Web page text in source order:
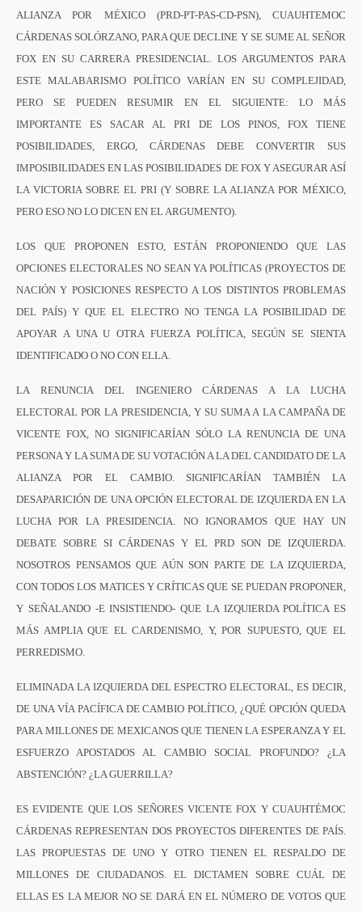
ALIANZA POR MÉXICO (PRD-PT-PAS-CD-PSN), CUAUHTEMOC
CÁRDENAS SOLÓRZANO, PARA QUE DECLINE Y SE SUME AL SEÑOR
FOX EN SU CARRERA PRESIDENCIAL. LOS ARGUMENTOS PARA
ESTE MALABARISMO POLÍTICO VARÍAN EN SU COMPLEJIDAD,
PERO SE PUEDEN RESUMIR EN EL SIGUIENTE: LO MÁS
IMPORTANTE ES SACAR AL PRI DE LOS PINOS, FOX TIENE
POSIBILIDADES, ERGO, CÁRDENAS DEBE CONVERTIR SUS
IMPOSIBILIDADES EN LAS POSIBILIDADES DE FOX Y ASEGURAR ASÍ
LA VICTORIA SOBRE EL PRI (Y SOBRE LA ALIANZA POR MÉXICO,
PERO ESO NO LO DICEN EN EL ARGUMENTO).
LOS QUE PROPONEN ESTO, ESTÁN PROPONIENDO QUE LAS
OPCIONES ELECTORALES NO SEAN YA POLÍTICAS (PROYECTOS DE
NACIÓN Y POSICIONES RESPECTO A LOS DISTINTOS PROBLEMAS
DEL PAÍS) Y QUE EL ELECTRO NO TENGA LA POSIBILIDAD DE
APOYAR A UNA U OTRA FUERZA POLÍTICA, SEGÚN SE SIENTA
IDENTIFICADO O NO CON ELLA.
LA RENUNCIA DEL INGENIERO CÁRDENAS A LA LUCHA
ELECTORAL POR LA PRESIDENCIA, Y SU SUMA A LA CAMPAÑA DE
VICENTE FOX, NO SIGNIFICARÍAN SÓLO LA RENUNCIA DE UNA
PERSONA Y LA SUMA DE SU VOTACIÓN A LA DEL CANDIDATO DE LA
ALIANZA POR EL CAMBIO. SIGNIFICARÍAN TAMBIÉN LA
DESAPARICIÓN DE UNA OPCIÓN ELECTORAL DE IZQUIERDA EN LA
LUCHA POR LA PRESIDENCIA. NO IGNORAMOS QUE HAY UN
DEBATE SOBRE SI CÁRDENAS Y EL PRD SON DE IZQUIERDA.
NOSOTROS PENSAMOS QUE AÚN SON PARTE DE LA IZQUIERDA,
CON TODOS LOS MATICES Y CRÍTICAS QUE SE PUEDAN PROPONER,
Y SEÑALANDO -E INSISTIENDO- QUE LA IZQUIERDA POLÍTICA ES
MÁS AMPLIA QUE EL CARDENISMO, Y, POR SUPUESTO, QUE EL
PERREDISMO.
ELIMINADA LA IZQUIERDA DEL ESPECTRO ELECTORAL, ES DECIR,
DE UNA VÍA PACÍFICA DE CAMBIO POLÍTICO, ¿QUÉ OPCIÓN QUEDA
PARA MILLONES DE MEXICANOS QUE TIENEN LA ESPERANZA Y EL
ESFUERZO APOSTADOS AL CAMBIO SOCIAL PROFUNDO? ¿LA
ABSTENCIÓN? ¿LA GUERRILLA?
ES EVIDENTE QUE LOS SEÑORES VICENTE FOX Y CUAUHTÉMOC
CÁRDENAS REPRESENTAN DOS PROYECTOS DIFERENTES DE PAÍS.
LAS PROPUESTAS DE UNO Y OTRO TIENEN EL RESPALDO DE
MILLONES DE CIUDADANOS. EL DICTAMEN SOBRE CUÁL DE
ELLAS ES LA MEJOR NO SE DARÁ EN EL NÚMERO DE VOTOS QUE